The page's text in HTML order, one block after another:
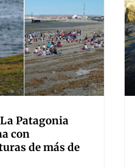
La Patagonia
con
de más de